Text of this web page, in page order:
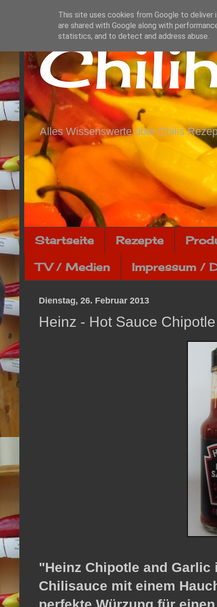
Alles Wissenswerte über Chilis
Startseite Rezepte
TV / Medien Impressum /
Dienstag, 26. Februar 2013
Heinz - Hot Sauce
"Heinz Chipotle and
Chilisauce mit einem
This site uses cookies from Google to deliver
are shared with Google along with
statistics, and to detect and address abuse.